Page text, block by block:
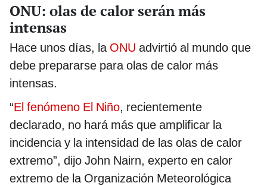
ONU: olas de calor serán más
intensas
Hace unos días, la ONU advirtió al mundo que
debe prepararse para olas de calor más
intensas.
“El fenómeno El Niño, recientemente
declarado, no hará más que amplificar la
incidencia y la intensidad de las olas de calor
extremo”, dijo John Nairn, experto en calor
extremo de la Organización Meteorológica